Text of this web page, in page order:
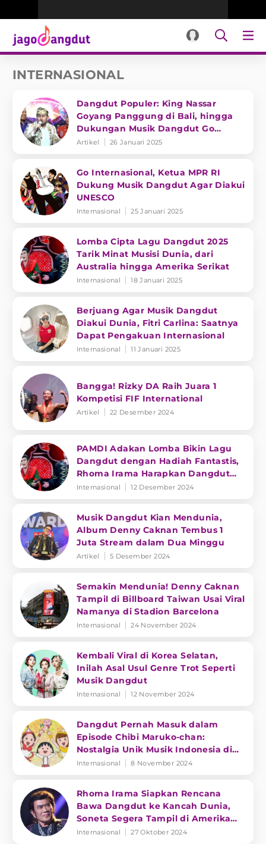
INTERNASIONAL
Dangdut Populer: King Nassar
Goyang Panggung di Bali, hingga
Dukungan Musik Dangdut Go
Internasional
Artikel 26 Januari 2025
Go Internasional, Ketua MPR RI
Dukung Musik Dangdut Agar Diakui
UNESCO
Internasional 25 Januari 2025
Lomba Cipta Lagu Dangdut 2025
Tarik Minat Musisi Dunia, dari
Australia hingga Amerika Serikat
Internasional 18 Januari 2025
Berjuang Agar Musik Dangdut
Diakui Dunia, Fitri Carlina: Saatnya
Dapat Pengakuan Internasional
Internasional 11 Januari 2025
Bangga! Rizky DA Raih Juara 1
Kompetisi FIF International
Artikel 22 Desember 2024
PAMDI Adakan Lomba Bikin Lagu
Dangdut dengan Hadiah Fantastis,
Rhoma Irama Harapkan Dangdut
Mendunia
Internasional 12 Desember 2024
Musik Dangdut Kian Mendunia,
Album Denny Caknan Tembus 1
Juta Stream dalam Dua Minggu
Artikel 5 Desember 2024
Semakin Mendunia! Denny Caknan
Tampil di Billboard Taiwan Usai Viral
Namanya di Stadion Barcelona
Internasional 24 November 2024
Kembali Viral di Korea Selatan,
Inilah Asal Usul Genre Trot Seperti
Musik Dangdut
Internasional 12 November 2024
Dangdut Pernah Masuk dalam
Episode Chibi Maruko-chan:
Nostalgia Unik Musik Indonesia di
Jepang
Internasional 8 November 2024
Rhoma Irama Siapkan Rencana
Bawa Dangdut ke Kancah Dunia,
Soneta Segera Tampil di Amerika
Serikat
Internasional 27 Oktober 2024